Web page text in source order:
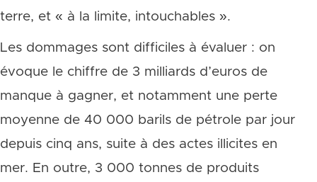
terre, et « à la limite, intouchables ».
Les dommages sont difficiles à évaluer : on
évoque le chiffre de 3 milliards d’euros de
manque à gagner, et notamment une perte
moyenne de 40 000 barils de pétrole par jour
depuis cinq ans, suite à des actes illicites en
mer. En outre, 3 000 tonnes de produits